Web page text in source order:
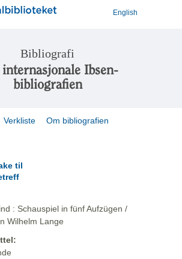
English
Bibliografi
internasjonale Ibsen-
bibliografien
Verkliste Om bibliografien
til
: Schauspiel in fünf Aufzügen /
Wilhelm Lange